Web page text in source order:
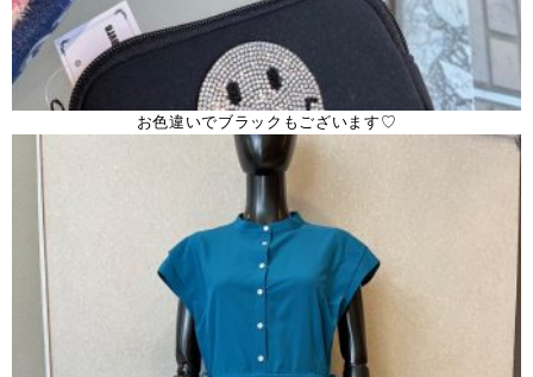
お色違いでブラックもございます♡